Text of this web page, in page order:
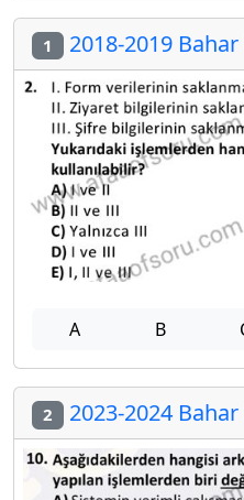
1 2018-2019 Bahar
A B
2 2023-2024 Bahar